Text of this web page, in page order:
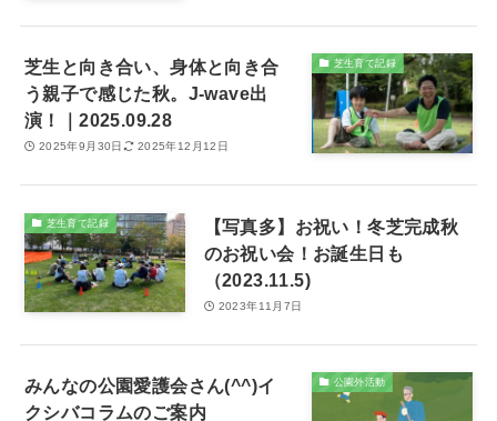
芝生育て記録
芝生と向き合い、身体と向き合
う親子で感じた秋。J-wave出
演！｜2025.09.28
2025年9月30日 2025年12月12日
芝生育て記録
【写真多】お祝い！冬芝完成秋
のお祝い会！お誕生日も
（2023.11.5)
2023年11月7日
公園外活動
みんなの公園愛護会さん(^^)イ
クシバコラムのご案内